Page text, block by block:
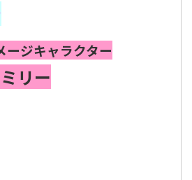
ージキャラクター
リー